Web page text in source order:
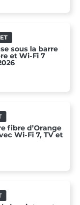
sous la barre
et Wi-Fi 7
fibre d’Orange
Wi-Fi 7, TV et